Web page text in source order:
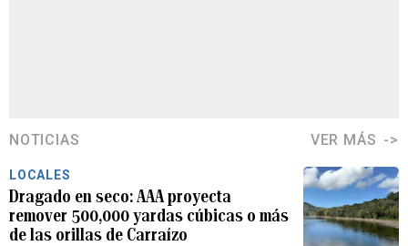
NOTICIAS VER MÁS
LOCALES
Dragado en seco: AAA proyecta
remover 500,000 yardas cúbicas o más
de las orillas de Carraízo